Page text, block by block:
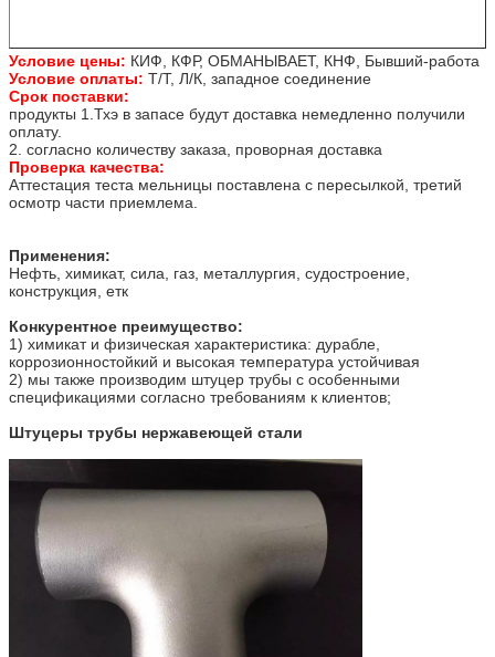
Условие цены: КИФ, КФР, ОБМАНЫВАЕТ, КНФ, Бывший-работа
Условие оплаты: Т/Т, Л/К, западное соединение
Срок поставки:
продукты 1.Тхэ в запасе будут доставка немедленно получили
оплату.
2. согласно количеству заказа, проворная доставка
Проверка качества:
Аттестация теста мельницы поставлена с пересылкой, третий
осмотр части приемлема.
Применения:
Нефть, химикат, сила, газ, металлургия, судостроение,
конструкция, етк
Конкурентное преимущество:
1) химикат и физическая характеристика: дурабле,
коррозионностойкий и высокая температура устойчивая
2) мы также производим штуцер трубы с особенными
спецификациями согласно требованиям к клиентов;
Штуцеры трубы нержавеющей стали